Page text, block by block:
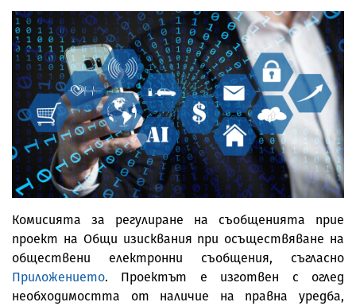
Комисията за регулиране на съобщенията прие
проект на Общи изисквания при осъществяване на
обществени електронни съобщения, съгласно
Приложението. Проектът е изготвен с оглед
необходимостта от наличие на правна уредба,